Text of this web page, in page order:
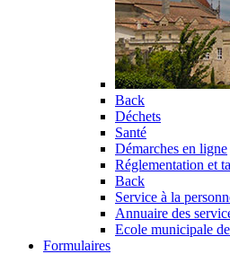
Back
Déchets
Santé
Démarches en ligne
Réglementation et
Back
Service à la
Annuaire des
Ecole municipale
Formulaires